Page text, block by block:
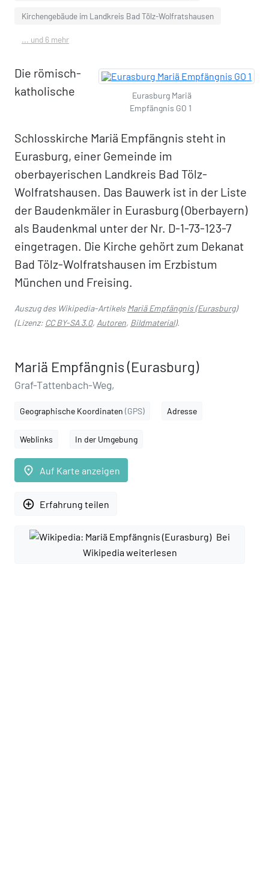
Kirchengebäude im Landkreis Bad Tölz-Wolfratshausen
... und 6 mehr
Eurasburg Mariä
Empfängnis GO 1
Die römisch-
katholische
Schlosskirche Mariä Empfängnis steht in
Eurasburg, einer Gemeinde im
oberbayerischen Landkreis Bad Tölz-
Wolfratshausen. Das Bauwerk ist in der Liste
der Baudenkmäler in Eurasburg (Oberbayern)
als Baudenkmal unter der Nr. D-1-73-123-7
eingetragen. Die Kirche gehört zum Dekanat
Bad Tölz-Wolfratshausen im Erzbistum
München und Freising.
Auszug des Wikipedia-ArtikelsMariä Empfängnis (Eurasburg)
(Lizenz: CC BY-SA 3.0, Autoren, Bildmaterial).
Mariä Empfängnis (Eurasburg)
Graf-Tattenbach-Weg,
Geographische Koordinaten (GPS) Adresse
Weblinks In der Umgebung
place Auf Karte anzeigen
add_circle_outline Erfahrung teilen
Bei
Wikipedia weiterlesen